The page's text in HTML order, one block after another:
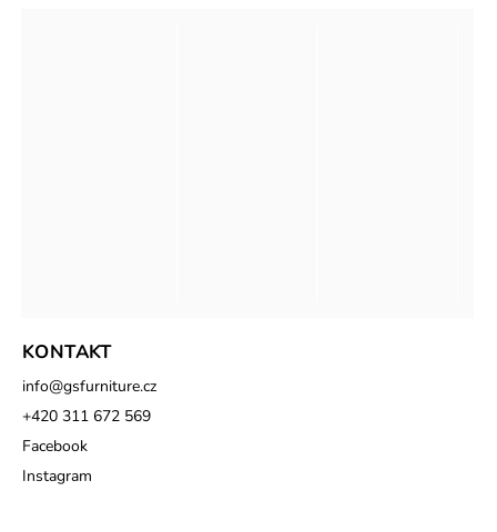
KONTAKT
info@gsfurniture.cz
+420 311 672 569
Facebook
Instagram